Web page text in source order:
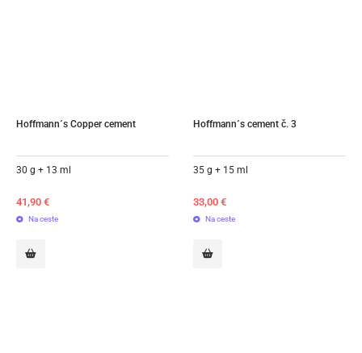
Hoffmann´s Copper cement
30 g + 13 ml
41,90 €
Na ceste
Hoffmann´s cement č. 3
35 g + 15 ml
33,00 €
Na ceste